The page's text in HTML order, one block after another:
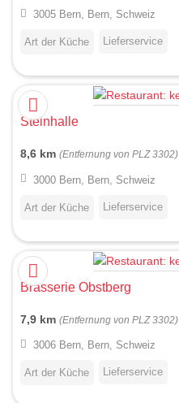
3005 Bern, Bern, Schweiz
Art der Küche Lieferservice
Steinhalle
8,6 km (Entfernung von PLZ 3302)
3000 Bern, Bern, Schweiz
Art der Küche Lieferservice
Brasserie Obstberg
7,9 km (Entfernung von PLZ 3302)
3006 Bern, Bern, Schweiz
Art der Küche Lieferservice